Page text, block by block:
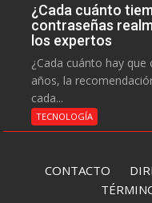
¿Cada cuánto
contraseñas
los expertos
¿Cada cuánto hay
años, la
cada...
TECNOLOGÍA
CONTACTO